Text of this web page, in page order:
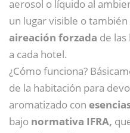
aerosol o líquido al
un lugar visible o también
aireación forzada de
a cada hotel.
¿Cómo funciona?
de la habitación para
aromatizado con
bajo normativa IFRA,